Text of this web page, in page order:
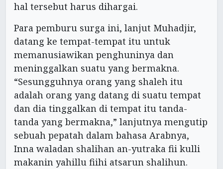
hal tersebut harus dihargai.
Para pemburu surga ini, lanjut Muhadjir,
datang ke tempat-tempat itu untuk
memanusiawikan penghuninya dan
meninggalkan suatu yang bermakna.
“Sesungguhnya orang yang shaleh itu
adalah orang yang datang di suatu tempat
dan dia tinggalkan di tempat itu tanda-
tanda yang bermakna,” lanjutnya mengutip
sebuah pepatah dalam bahasa Arabnya,
Inna waladan shalihan an-yutraka fii kulli
makanin yahillu fiihi atsarun shalihun.